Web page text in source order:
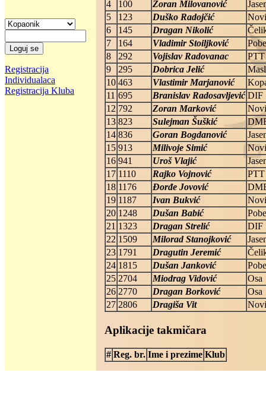
Registracija
Individualaca
Registracija Kluba
4 100 Zoran Milovanović
5
123 Duško Radojčić
6
145 Dragan Nikolić
7
164 Vladimir Stoiljković
8
292 Vojislav Radovanac
PTT
9
295 Dobrica Jelić
10 463 Vlastimir Marjanović
11 695 Branislav Radosavljević DIF
12 792 Zoran Marković
13 823 Sulejman Šuškić
14 836 Goran Bogdanović
15 913 Milivoje Simić
16 941 Uroš Vlajić
17 1110 Rajko Vojnović
PTT
18 1176 Đorđe Jovović
19 1187 Ivan Bukvić
20 1248 Dušan Babić
21 1323 Dragan Strelić
DIF
22 1509 Milorad Stanojković
23 1791 Dragutin Jeremić
24 1815 Dušan Janković
25 2704 Miodrag Vidović
Osa
26 2770 Dragan Borković
Osa
27 2806 Dragiša Vit
Aplikacije takmičara
# Reg. br. Ime i prezime Klub